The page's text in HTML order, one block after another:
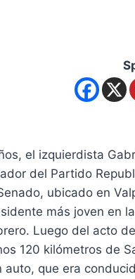
el izquierdista
del Partido
ubicado en
más joven en
Luego del acto
120 kilómetros de
auto, que era